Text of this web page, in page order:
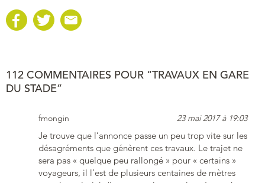
112 COMMENTAIRES POUR “TRAVAUX EN GARE
DU STADE”
fmongin 23 mai 2017 à 19:03
Je trouve que l’annonce passe un peu trop vite sur les
désagréments que génèrent ces travaux. Le trajet ne
sera pas « quelque peu rallongé » pour « certains »
voyageurs, il l’est de plusieurs centaines de mètres